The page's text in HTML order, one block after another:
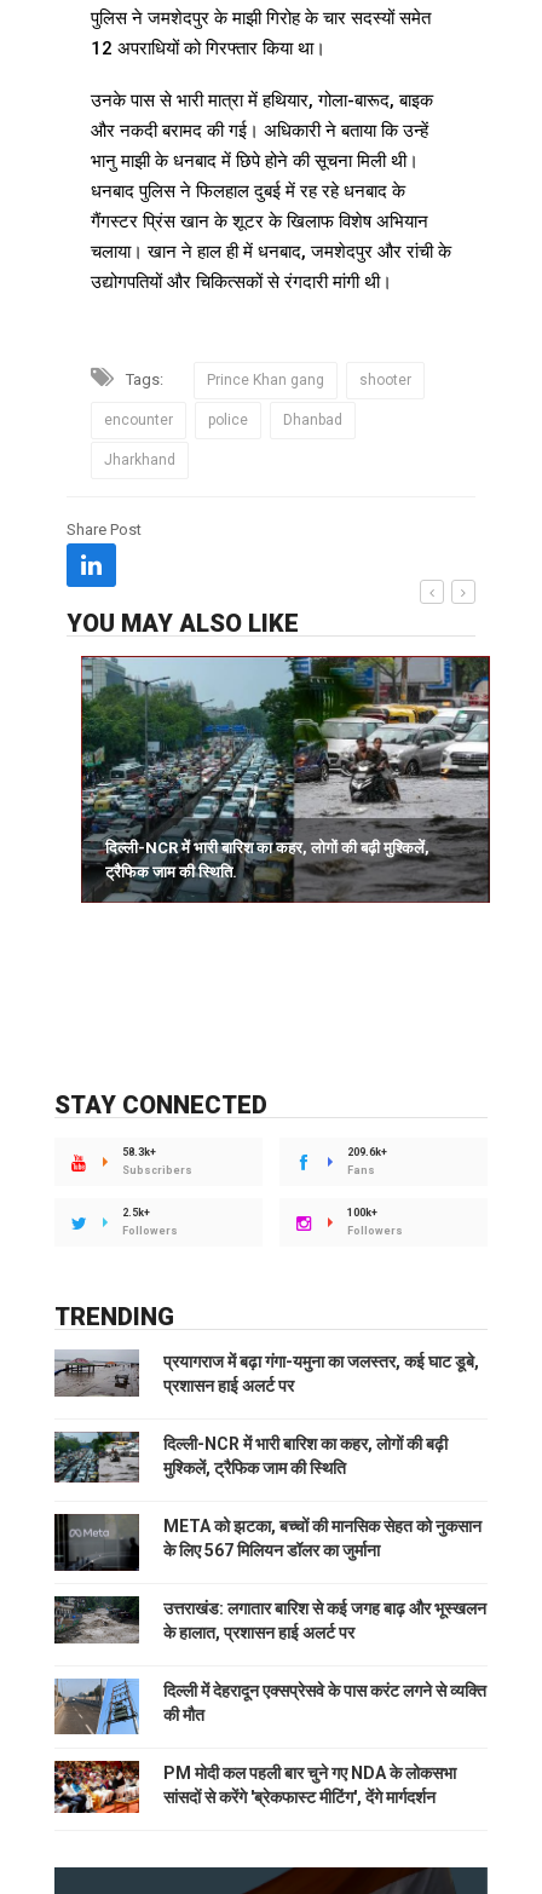
पुलिस ने जमशेदपुर के माझी गिरोह के चार सदस्यों समेत
12 अपराधियों को गिरफ्तार किया था।
उनके पास से भारी मात्रा में हथियार, गोला-बारूद, बाइक
और नकदी बरामद की गई। अधिकारी ने बताया कि उन्हें
भानु माझी के धनबाद में छिपे होने की सूचना मिली थी।
धनबाद पुलिस ने फिलहाल दुबई में रह रहे धनबाद के
गैंगस्टर प्रिंस खान के शूटर के खिलाफ विशेष अभियान
चलाया। खान ने हाल ही में धनबाद, जमशेदपुर और रांची के
उद्योगपतियों और चिकित्सकों से रंगदारी मांगी थी।
Tags: Prince Khan gang shooter
encounter police Dhanbad
Jharkhand
Share Post
YOU MAY ALSO LIKE
दिल्ली-NCR में भारी बारिश का कहर, लोगों की बढ़ी मुश्किलें,
ट्रैफिक जाम की स्थिति.
STAY CONNECTED
58.3k+
Subscribers
209.6k+
Fans
2.5k+
Followers
100k+
Followers
TRENDING
प्रयागराज में बढ़ा गंगा-यमुना का जलस्तर, कई घाट डूबे,
प्रशासन हाई अलर्ट पर
दिल्ली-NCR में भारी बारिश का कहर, लोगों की बढ़ी
मुश्किलें, ट्रैफिक जाम की स्थिति
META को झटका, बच्चों की मानसिक सेहत को नुकसान
के लिए 567 मिलियन डॉलर का जुर्माना
उत्तराखंड: लगातार बारिश से कई जगह बाढ़ और भूस्खलन
के हालात, प्रशासन हाई अलर्ट पर
दिल्ली में देहरादून एक्सप्रेसवे के पास करंट लगने से व्यक्ति
की मौत
PM मोदी कल पहली बार चुने गए NDA के लोकसभा
सांसदों से करेंगे 'ब्रेकफास्ट मीटिंग', देंगे मार्गदर्शन